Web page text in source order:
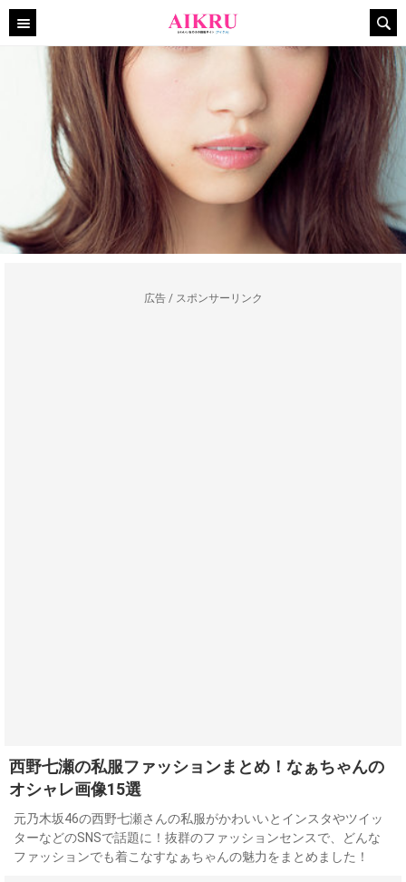
広告 / スポンサーリンク
西野七瀬の私服ファッションまとめ！なぁちゃんの
オシャレ画像15選
元乃木坂46の西野七瀬さんの私服がかわいいとインスタやツイッ
ターなどのSNSで話題に！抜群のファッションセンスで、どんな
ファッションでも着こなすなぁちゃんの魅力をまとめました！